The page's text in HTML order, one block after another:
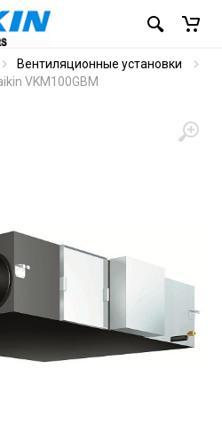
Вентиляционные установки
VKM100GBM